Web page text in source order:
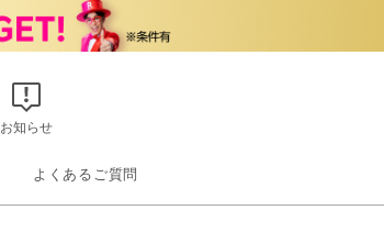
お知らせ
よくあるご質問